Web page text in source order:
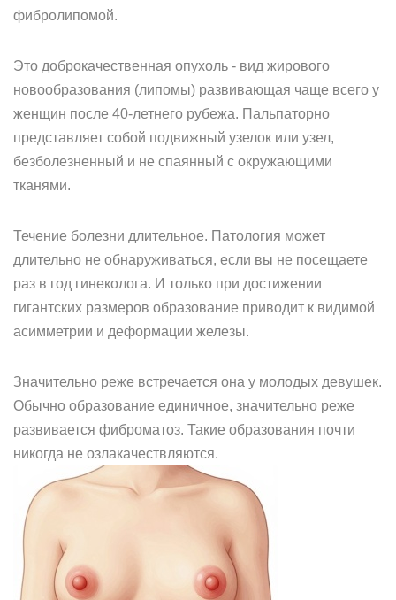
фибролипомой.
Это доброкачественная опухоль - вид жирового
новообразования (липомы) развивающая чаще всего у
женщин после 40-летнего рубежа. Пальпаторно
представляет собой подвижный узелок или узел,
безболезненный и не спаянный с окружающими
тканями.
Течение болезни длительное. Патология может
длительно не обнаруживаться, если вы не посещаете
раз в год гинеколога. И только при достижении
гигантских размеров образование приводит к видимой
асимметрии и деформации железы.
Значительно реже встречается она у молодых девушек.
Обычно образование единичное, значительно реже
развивается фиброматоз. Такие образования почти
никогда не озлакачествляются.